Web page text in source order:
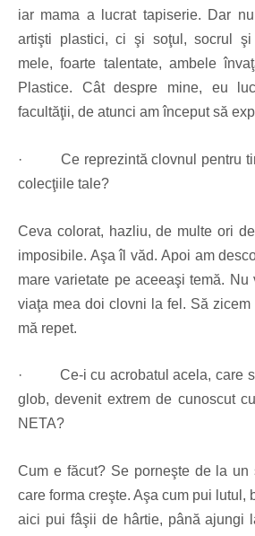
iar mama a lucrat tapiserie. Dar
artişti plastici, ci şi soţul, socrul şi
mele, foarte talentate, ambele
Plastice. Cât despre mine, eu
facultăţii, de atunci am început să
· Ce reprezintă clovnul pentru
colecţiile tale?
Ceva colorat, hazliu, de multe ori
imposibile. Aşa îl văd. Apoi am
mare varietate pe aceeaşi temă.
viaţa mea doi clovni la fel. Să zicem
mă repet.
· Ce-i cu acrobatul acela, care
glob, devenit extrem de cunoscut
NETA?
Cum e făcut? Se porneşte de la un
care forma creşte. Aşa cum pui lutul,
aici pui fâşii de hârtie, până ajungi